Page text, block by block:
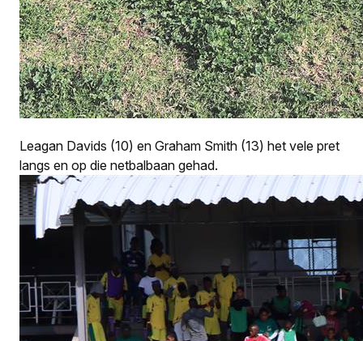
Leagan Davids (10) en Graham Smith (13) het vele pret
langs en op die netbalbaan gehad.